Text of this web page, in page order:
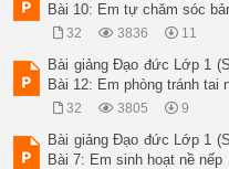
Bài 10: Em tự chăm sóc
32 3836 11
Bài giảng Đạo đức Lớp 1
Bài 12: Em phòng tránh tai
32 3805 9
Bài giảng Đạo đức Lớp 1
Bài 7: Em sinh hoạt nề nếp